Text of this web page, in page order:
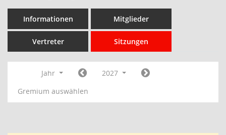
Informationen Mitglieder
Vertreter Sitzungen
Jahr
2027
Gremium auswählen